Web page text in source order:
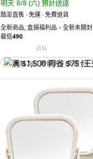
明天 8/8 (六) 預計送達
酷澎直售 ∙ 免運 ∙ 免費退貨
全新商品,盒損福利品 – 全新未開封
最低490
(15)
满 $1,500 再省 $75 (王道卡)